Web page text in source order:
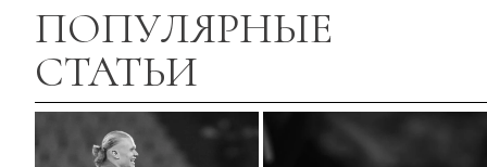
ПОПУЛЯРНЫЕ
СТАТЬИ